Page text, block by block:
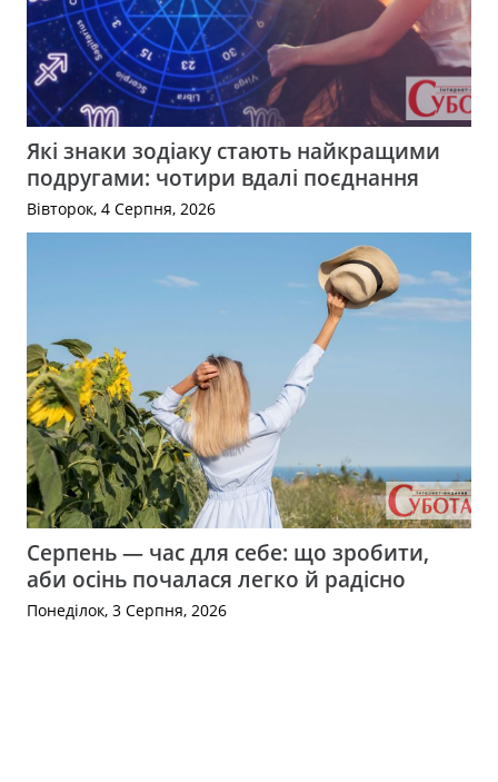
Які знаки зодіаку стають найкращими
подругами: чотири вдалі поєднання
Вівторок, 4 Серпня, 2026
Серпень — час для себе: що зробити,
аби осінь почалася легко й радісно
Понеділок, 3 Серпня, 2026